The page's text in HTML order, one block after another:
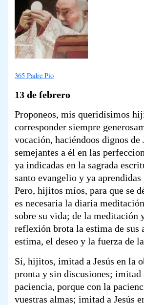
365 Padre Pio
13 de febrero
Proponeos, mis queridísimos
corresponder siempre
vocación, haciéndoos dignos de
semejantes a él en las
ya indicadas en la sagrada
santo evangelio y ya
Pero, hijitos míos, para que se
es necesaria la diaria
sobre su vida; de la meditación
reflexión brota la estima de sus
estima, el deseo y la fuerza de
Sí, hijitos, imitad a Jesús en la
pronta y sin discusiones; imitad
paciencia, porque con la
vuestras almas; imitad a Jesús